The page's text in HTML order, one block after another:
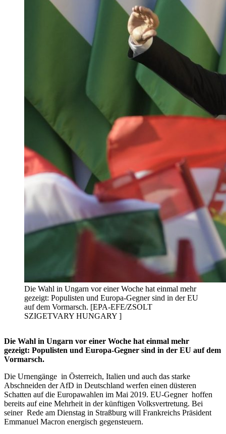
Die Wahl in Ungarn vor einer Woche hat einmal mehr
gezeigt: Populisten und Europa-Gegner sind in der EU
auf dem Vormarsch. [EPA-EFE/ZSOLT
SZIGETVARY HUNGARY ]
Die Wahl in Ungarn vor einer Woche hat einmal mehr
gezeigt: Populisten und Europa-Gegner sind in der EU auf dem
Vormarsch.
Die Urnengänge in Österreich, Italien und auch das starke
Abschneiden der AfD in Deutschland werfen einen düsteren
Schatten auf die Europawahlen im Mai 2019. EU-Gegner hoffen
bereits auf eine Mehrheit in der künftigen Volksvertretung. Bei
seiner Rede am Dienstag in Straßburg will Frankreichs Präsident
Emmanuel Macron energisch gegensteuern.